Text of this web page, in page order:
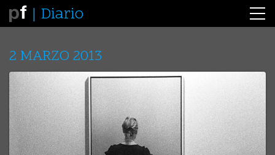
Diario
2 MARZO 2013